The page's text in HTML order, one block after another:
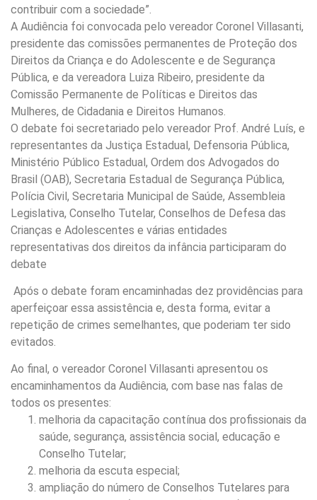
contribuir com a sociedade”.
A Audiência foi convocada pelo vereador Coronel Villasanti,
presidente das comissões permanentes de Proteção dos
Direitos da Criança e do Adolescente e de Segurança
Pública, e da vereadora Luiza Ribeiro, presidente da
Comissão Permanente de Políticas e Direitos das
Mulheres, de Cidadania e Direitos Humanos.
O debate foi secretariado pelo vereador Prof. André Luís, e
representantes da Justiça Estadual, Defensoria Pública,
Ministério Público Estadual, Ordem dos Advogados do
Brasil (OAB), Secretaria Estadual de Segurança Pública,
Polícia Civil, Secretaria Municipal de Saúde, Assembleia
Legislativa, Conselho Tutelar, Conselhos de Defesa das
Crianças e Adolescentes e várias entidades
representativas dos direitos da infância participaram do
debate
Após o debate foram encaminhadas dez providências para
aperfeiçoar essa assistência e, desta forma, evitar a
repetição de crimes semelhantes, que poderiam ter sido
evitados.
Ao final, o vereador Coronel Villasanti apresentou os
encaminhamentos da Audiência, com base nas falas de
todos os presentes:
melhoria da capacitação contínua dos profissionais da
saúde, segurança, assistência social, educação e
Conselho Tutelar;
melhoria da escuta especial;
ampliação do número de Conselhos Tutelares para